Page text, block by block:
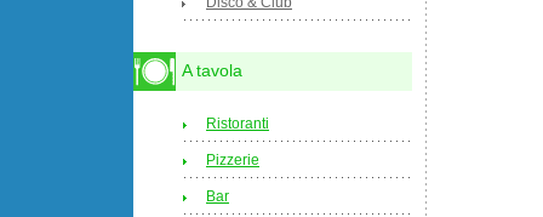
A tavola
Ristoranti
Pizzerie
Bar